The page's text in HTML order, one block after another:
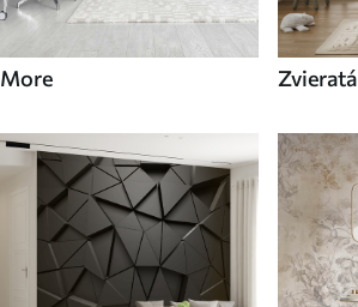
More Zvieratá